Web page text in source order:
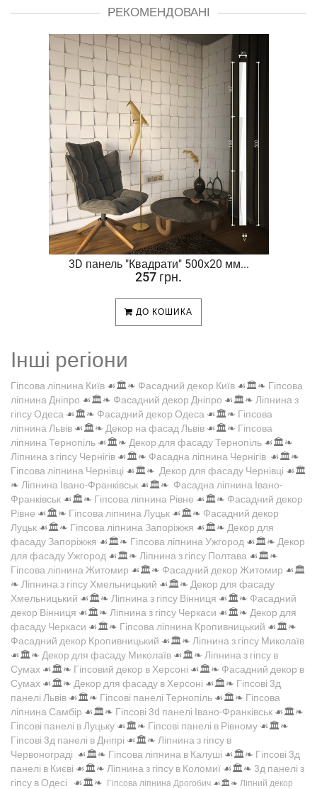
РЕКОМЕНДОВАНІ
3D панель "Квадрати" 500х20 мм...
257 грн.
ДО КОШИКА
Інші регіони
Гіпсова ліпнина Київ ☙🏛️❧ Фасадний декор Київ ☙🏛️❧ Гіпсова
ліпнина Дніпро ☙🏛️❧ Фасадний декор Дніпро ☙🏛️❧ Ліпнина з
гіпсу Одеса ☙🏛️❧ Фасадний декор Одеса ☙🏛️❧ Гіпсова
ліпнина Львів ☙🏛️❧ Декор на фасад Львів ☙🏛️❧ Гіпсова
ліпнина Тернопіль ☙🏛️❧ Декор для фасаду Тернопіль ☙🏛️❧
Ліпнина з гіпсу Чернігів ☙🏛️❧ Фасадна ліпнина Чернігів ☙🏛️❧
Гіпсова ліпнина Чернівці ☙🏛️❧ Декор для фасаду Чернівці ☙🏛️
❧ Ліпнина Івано-Франківськ ☙🏛️❧ Фасадна ліпнина Івано-
Франківськ ☙🏛️❧ Гіпсова ліпнина Рівне ☙🏛️❧ Фасадний декор
Рівне ☙🏛️❧ Гіпсова ліпнина Луцьк ☙🏛️❧ Фасадний декор
Луцьк ☙🏛️❧ Гіпсова ліпнина Запоріжжя ☙🏛️❧ Декор для
фасаду Запоріжжя ☙🏛️❧ Гіпсова ліпнина Ужгород ☙🏛️❧ Декор
для фасаду Ужгород ☙🏛️❧ Ліпнина з гіпсу Полтава ☙🏛️❧
Гіпсова ліпнина Житомир ☙🏛️❧ Фасадний декор Житомир ☙🏛️
❧ Ліпнина з гіпсу Хмельницький ☙🏛️❧ Декор для фасаду
Хмельницький ☙🏛️❧ Ліпнина з гіпсу Вінниця ☙🏛️❧ Фасадний
декор Вінниця ☙🏛️❧ Ліпнина з гіпсу Черкаси ☙🏛️❧ Декор для
фасаду Черкаси ☙🏛️❧ Гіпсова ліпнина Кропивницький ☙🏛️❧
Фасадний декор Кропивницький ☙🏛️❧ Ліпнина з гіпсу Миколаїв
☙🏛️❧ Декор для фасаду Миколаїв ☙🏛️❧ Ліпнина з гіпсу в
Сумах ☙🏛️❧ Гіпсовий декор в Херсоні ☙🏛️❧ Фасадний декор в
Сумах ☙🏛️❧ Декор для фасаду в Херсоні ☙🏛️❧ Гіпсові 3д
панелі Львів ☙🏛️❧ Гіпсові панелі Тернопіль ☙🏛️❧ Гіпсова
ліпнина Самбір ☙🏛️❧ Гіпсові 3d панелі Івано-Франківськ ☙🏛️❧
Гіпсові панелі в Луцьку ☙🏛️❧ Гіпсові панелі в Рівному ☙🏛️❧
Гіпсові 3д панелі в Дніпрі ☙🏛️❧ Ліпнина з гіпсу в
Червонограді ☙🏛️❧ Гіпсова ліпнина в Калуші ☙🏛️❧ Гіпсові 3д
панелі в Києві ☙🏛️❧ Ліпнина з гіпсу в Коломиї ☙🏛️❧ 3д панелі з
гіпсу в Одесі ☙🏛️❧ Гіпсова ліпнина Дрогобич ☙🏛️❧ Ліпний декор